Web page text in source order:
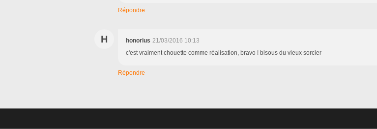
Répondre
H honorius 21/03/2016 10:13
c'est vraiment chouette comme réalisation, bravo ! bisous du vieux sorcier
Répondre